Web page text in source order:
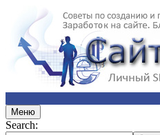
Меню
Search: